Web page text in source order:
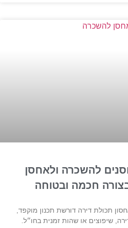
להשכרה ולאחסן
חכמה ובטוחה
תכולת דירה דורשת תכנון מוקפד,
שיפוצים או שהות זמנית בחו״ל.